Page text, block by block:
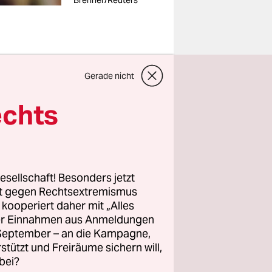
haben
nur
pro
Gerade nicht
Besonders jetzt
gegen Rechtsextremismus
daher mit „Alles
Einnahmen aus Anmeldungen
– an die Kampagne,
und Freiräume sichern will,